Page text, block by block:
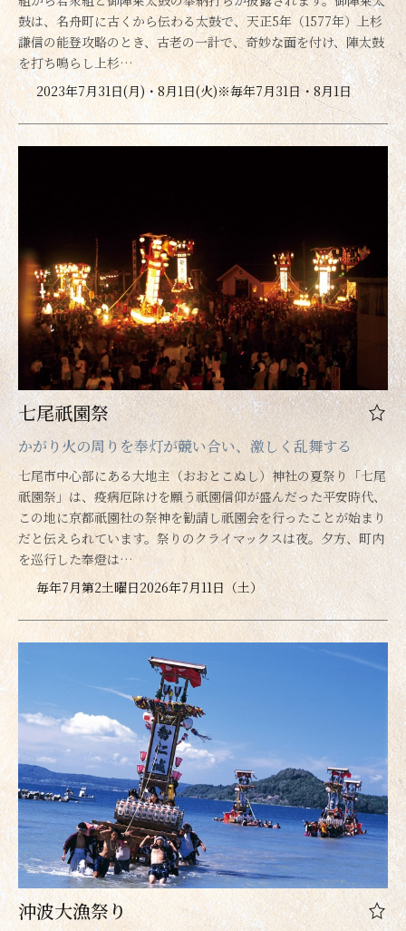
鼓は、名舟町に古くから伝わる太鼓で、天正5年（1577年）上杉
謙信の能登攻略のとき、古老の一計で、奇妙な面を付け、陣太鼓
を打ち鳴らし上杉…
2023年7月31日(月)・8月1日(火)※毎年7月31日・8月1日
七尾祇園祭
かがり火の周りを奉灯が競い合い、激しく乱舞する
七尾市中心部にある大地主（おおとこぬし）神社の夏祭り「七尾
祇園祭」は、疫病厄除けを願う祇園信仰が盛んだった平安時代、
この地に京都祇園社の祭神を勧請し祇園会を行ったことが始まり
だと伝えられています。祭りのクライマックスは夜。夕方、町内
を巡行した奉燈は…
毎年7月第2土曜日2026年7月11日（土）
沖波大漁祭り